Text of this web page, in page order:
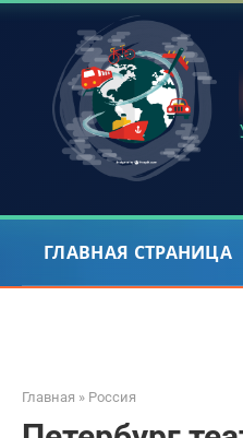
ГЛАВНАЯ СТРАНИЦА
Главная » Россия